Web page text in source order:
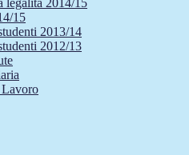
legalità 2014/15
15
2013/14
2012/13
Lavoro